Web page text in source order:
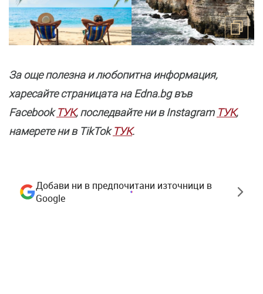
За още полезнa и любопитна информация,
харесайте страницата нa Edna.bg във
FacebookТУК, последвайте ни в Instagram ТУК,
намерете ни в TikTokТУК.
Добави ни в предпочитани източници в
Google